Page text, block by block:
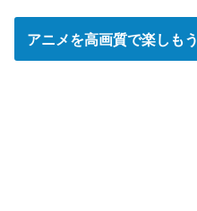
アニメを高画質で楽しもう